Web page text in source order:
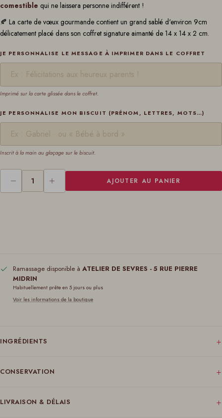
comestible qui ne laissera personne indifférent !
🍂 La carte de vœux gourmande contient un grand sablé d'environ 9cm
délicatement placé dans son coffret signature aimanté de 14 x 14 x 2 cm.
JE PERSONNALISE LE MESSAGE À IMPRIMER DANS LE COFFRET
Imprimé sur la carte glissée dans le coffret.
JE PERSONNALISE MON BISCUIT (PRÉNOM, LETTRES, MOTS…)
Inscrit à la main au glaçage sur le biscuit.
AJOUTER AU PANIER
Ramassage disponible à ATELIER DE SEVRES - 5 RUE PIERRE
MIDRIN
Habituellement prête en 5 jours ou plus
Voir les informations de la boutique
INGRÉDIENTS +
CONSERVATION +
LIVRAISON & DÉLAIS +